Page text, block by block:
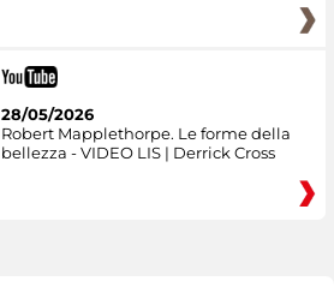
28/05/2026
Robert Mapplethorpe. Le forme della
bellezza - VIDEO LIS | Derrick Cross